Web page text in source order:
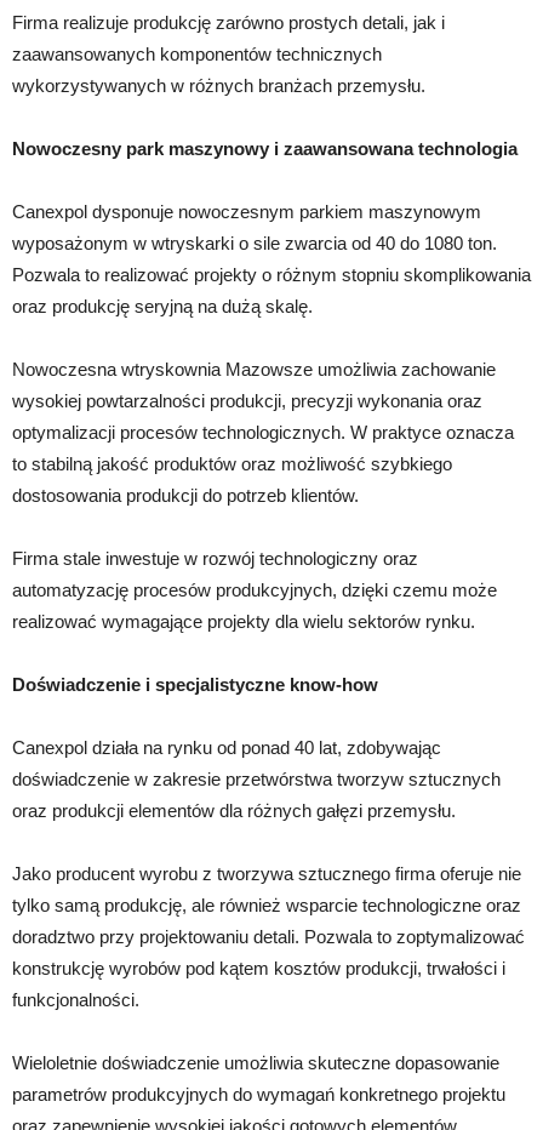
Firma realizuje produkcję zarówno prostych detali, jak i
zaawansowanych komponentów technicznych
wykorzystywanych w różnych branżach przemysłu.
Nowoczesny park maszynowy i zaawansowana technologia
Canexpol dysponuje nowoczesnym parkiem maszynowym
wyposażonym w wtryskarki o sile zwarcia od 40 do 1080 ton.
Pozwala to realizować projekty o różnym stopniu skomplikowania
oraz produkcję seryjną na dużą skalę.
Nowoczesna wtryskownia Mazowsze umożliwia zachowanie
wysokiej powtarzalności produkcji, precyzji wykonania oraz
optymalizacji procesów technologicznych. W praktyce oznacza
to stabilną jakość produktów oraz możliwość szybkiego
dostosowania produkcji do potrzeb klientów.
Firma stale inwestuje w rozwój technologiczny oraz
automatyzację procesów produkcyjnych, dzięki czemu może
realizować wymagające projekty dla wielu sektorów rynku.
Doświadczenie i specjalistyczne know-how
Canexpol działa na rynku od ponad 40 lat, zdobywając
doświadczenie w zakresie przetwórstwa tworzyw sztucznych
oraz produkcji elementów dla różnych gałęzi przemysłu.
Jako producent wyrobu z tworzywa sztucznego firma oferuje nie
tylko samą produkcję, ale również wsparcie technologiczne oraz
doradztwo przy projektowaniu detali. Pozwala to zoptymalizować
konstrukcję wyrobów pod kątem kosztów produkcji, trwałości i
funkcjonalności.
Wieloletnie doświadczenie umożliwia skuteczne dopasowanie
parametrów produkcyjnych do wymagań konkretnego projektu